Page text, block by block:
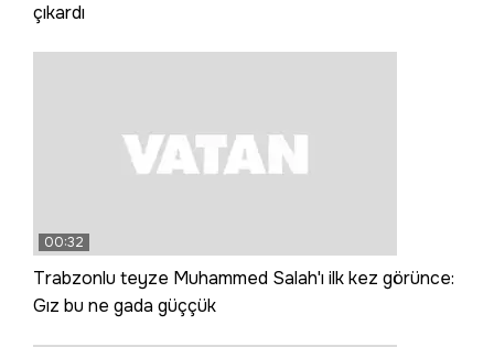
çıkardı
00:32
Trabzonlu teyze Muhammed Salah'ı ilk kez görünce:
Gız bu ne gada güççük